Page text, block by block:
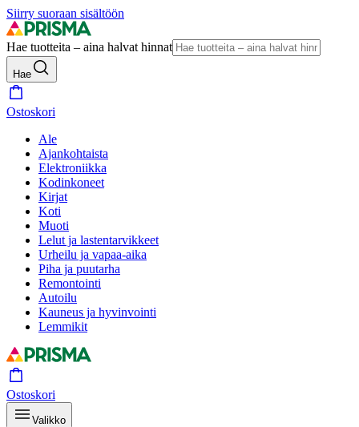
Siirry suoraan sisältöön
Hae tuotteita – aina halvat hinnat
Hae
Ostoskori
Ale
Ajankohtaista
Elektroniikka
Kodinkoneet
Kirjat
Koti
Muoti
Lelut ja lastentarvikkeet
Urheilu ja vapaa-aika
Piha ja puutarha
Remontointi
Autoilu
Kauneus ja hyvinvointi
Lemmikit
Ostoskori
Valikko